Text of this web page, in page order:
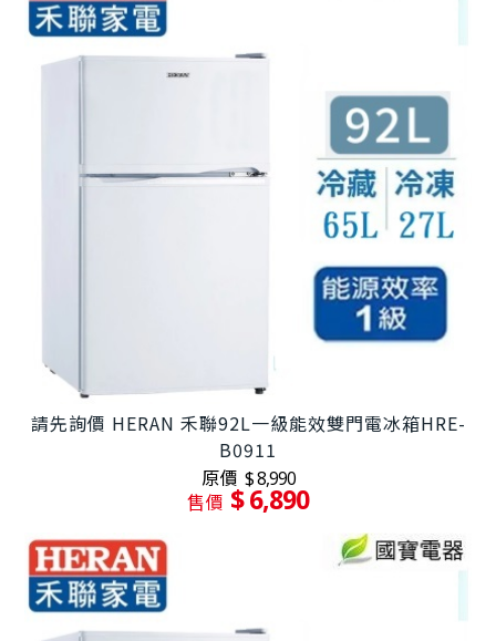
請先詢價 HERAN 禾聯92L一級能效雙門電冰箱HRE-
B0911
原價 $ 8,990
售價 $ 6,890